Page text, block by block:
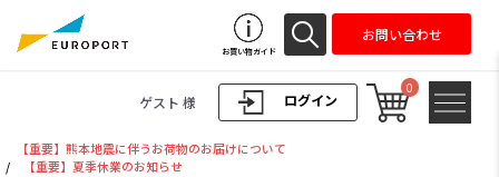
ログイン
ゲスト 様
0
お買い物ガイド
お問い合わせ
【重要】熊本地震に伴うお荷物のお届けについて
/
【重要】夏季休業のお知らせ